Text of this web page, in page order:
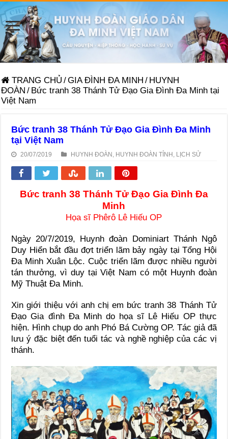
TRANG CHỦ /GIA ĐÌNH ĐA MINH / HUYNH
ĐOÀN / Bức tranh 38 Thánh Tử Đạo Gia Đình Đa Minh tại
Việt Nam
Bức tranh 38 Thánh Tử Đạo Gia Đình Đa Minh
tại Việt Nam
20/07/2019 HUYNH ĐOÀN HUYNH ĐOÀN TỈNH LỊCH SỬ
Bức tranh 38 Thánh Tử Đạo Gia Đình Đa
Minh
Họa sĩ Phêrô Lê Hiếu OP
Ngày 20/7/2019, Huynh đoàn Dominiart Thánh Ngô
Duy Hiển bắt đầu đợt triển lãm bảy ngày tại Tổng Hội
Đa Minh Xuân Lộc. Cuộc triển lãm được nhiều người
tán thưởng, vì duy tại Việt Nam có một Huynh đoàn
Mỹ Thuật Đa Minh.
Xin giới thiệu với anh chị em bức tranh 38 Thánh Tử
Đạo Gia đình Đa Minh do họa sĩ Lê Hiếu OP thực
hiện. Hình chụp do anh Phó Bá Cường OP. Tác giả đã
lưu ý đặc biệt đến tuổi tác và nghề nghiệp của các vị
thánh.